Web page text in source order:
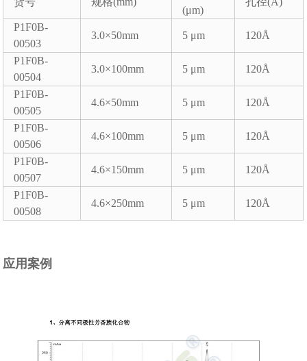
(μm)
P1F0B-
00503
3.0×50mm 5 μm 120Å
P1F0B-
00504
3.0×100mm 5 μm 120Å
P1F0B-
00505
4.6×50mm 5 μm 120Å
P1F0B-
00506
4.6×100mm 5 μm 120Å
P1F0B-
00507
4.6×150mm 5 μm 120Å
P1F0B-
00508
4.6×250mm 5 μm 120Å
应用案例